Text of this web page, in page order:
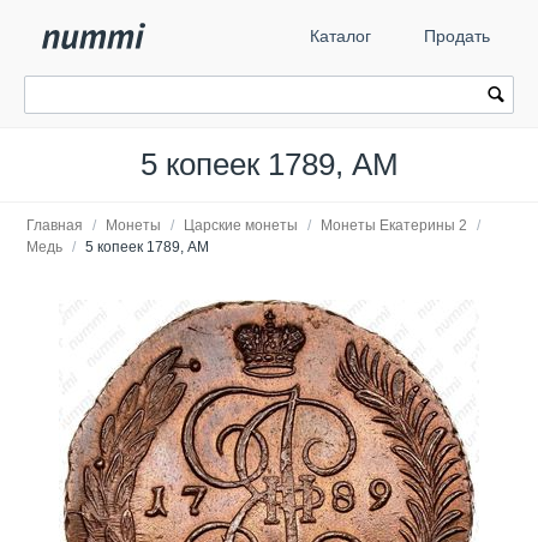
Каталог Продать
5 копеек 1789, АМ
Главная / Монеты / Царские монеты / Монеты Екатерины 2
/
Медь / 5 копеек 1789, АМ